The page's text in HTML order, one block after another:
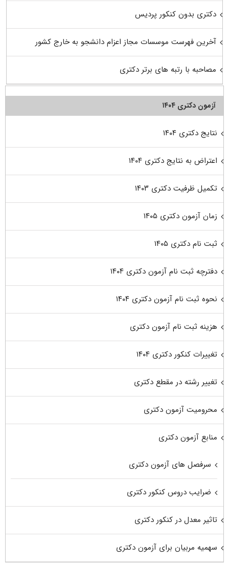
دکتری بدون کنکور پردیس
آخرین فهرست موسسات مجاز اعزام دانشجو به خارج کشور
مصاحبه با رتبه های برتر دکتری
آزمون دکتری ۱۴۰۴
نتایج دکتری ۱۴۰۴
اعتراض به نتایج دکتری ۱۴۰۴
تکمیل ظرفیت دکتری ۱۴۰۳
زمان آزمون دکتری ۱۴۰۵
ثبت نام دکتری ۱۴۰۵
دفترچه ثبت نام آزمون دکتری ۱۴۰۴
نحوه ثبت نام آزمون دکتری ۱۴۰۴
هزینه ثبت نام آزمون دکتری
تغییرات کنکور دکتری ۱۴۰۴
تغییر رشته در مقطع دکتری
محرومیت آزمون دکتری
منابع آزمون دکتری
سرفصل های آزمون دکتری
ضرایب دروس کنکور دکتری
تاثیر معدل در کنکور دکتری
سهمیه مربیان برای آزمون دکتری